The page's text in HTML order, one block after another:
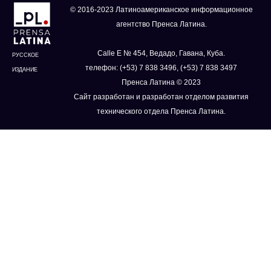
РУССКОЕ
ИЗДАНИЕ
© 2016-2023 Латиноамериканское информационное
агентство Пренса Латина.
Calle E № 454, Ведадо, Гавана, Куба.
телефон: (+53) 7 838 3496, (+53) 7 838 3497
Пренса Латина © 2023
Сайт разработан и разработан отделом развития
технического отдела Пренса Латина.